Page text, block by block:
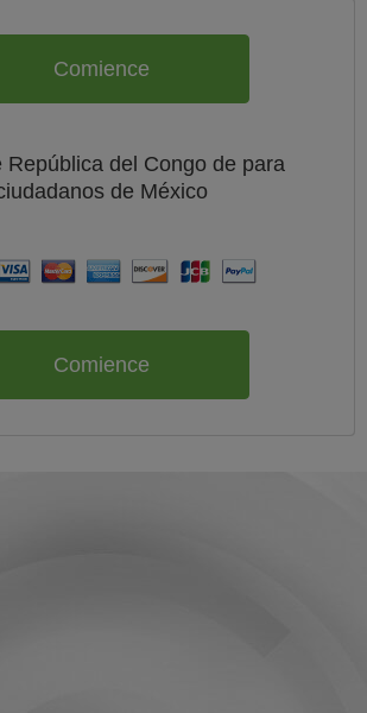
Comience
República del Congo de para
de México
Comience